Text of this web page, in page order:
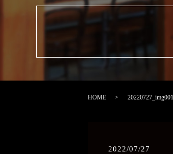
HOME 20220727_img001
2022/07/27